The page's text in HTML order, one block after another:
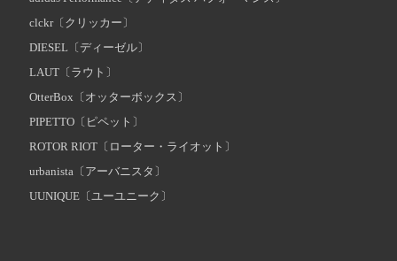
clckr〔クリッカー〕
DIESEL〔ディーゼル〕
LAUT〔ラウト〕
OtterBox〔オッターボックス〕
PIPETTO〔ピペット〕
ROTOR RIOT〔ローター・ライオット〕
urbanista〔アーバニスタ〕
UUNIQUE〔ユーユニーク〕